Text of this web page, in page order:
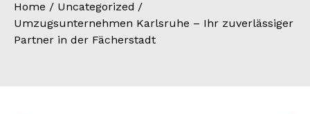
Home
Uncategorized
Umzugsunternehmen Karlsruhe – Ihr zuverlässiger
Partner in der Fächerstadt